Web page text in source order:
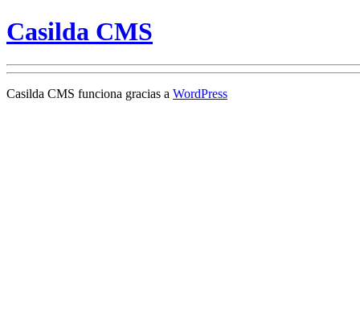
Casilda CMS
Casilda CMS funciona gracias a WordPress